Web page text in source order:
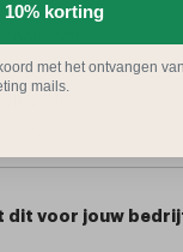
een
een monteur of
Bij
dit voor jouw
korting
met het ontvangen
mails.